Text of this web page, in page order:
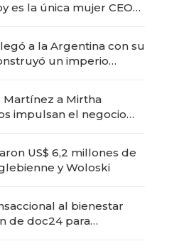
es la única mujer CEO
a la Argentina con su
un imperio
Martínez a Mirtha
impulsan el negocio
US$ 6,2 millones de
y Woloski
al bienestar
de doc24 para